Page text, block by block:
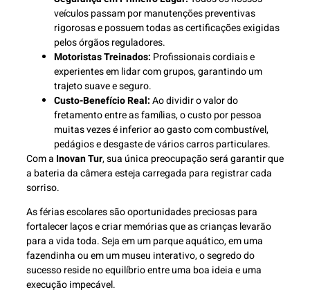
veículos passam por manutenções preventivas
rigorosas e possuem todas as certificações exigidas
pelos órgãos reguladores.
Motoristas Treinados: Profissionais cordiais e
experientes em lidar com grupos, garantindo um
trajeto suave e seguro.
Custo-Benefício Real:Ao dividir o valor do
fretamento entre as famílias, o custo por pessoa
muitas vezes é inferior ao gasto com combustível,
pedágios e desgaste de vários carros particulares.
Com a Inovan Tur, sua única preocupação será garantir que
a bateria da câmera esteja carregada para registrar cada
sorriso.
As férias escolares são oportunidades preciosas para
fortalecer laços e criar memórias que as crianças levarão
para a vida toda. Seja em um parque aquático, em uma
fazendinha ou em um museu interativo, o segredo do
sucesso reside no equilíbrio entre uma boa ideia e uma
execução impecável.